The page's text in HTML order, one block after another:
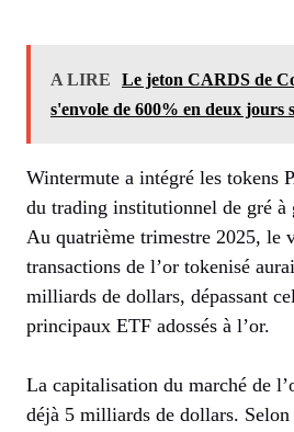
A LIRE
Le jeton CARDS de
s'envole de 600% en deux jours
Wintermute a intégré les tokens
du trading institutionnel de gré à
Au quatrième trimestre 2025, le
transactions de l’or tokenisé
milliards de dollars, dépassant
principaux ETF adossés à l’or.
La capitalisation du marché de
déjà 5 milliards de dollars.